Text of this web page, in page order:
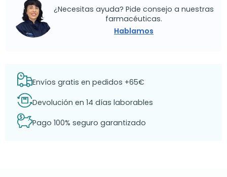
¿Necesitas ayuda? Pide consejo a nuestras
farmacéuticas.
Hablamos
Envíos gratis en pedidos +65€
Devolución en 14 días laborables
Pago 100% seguro garantizado